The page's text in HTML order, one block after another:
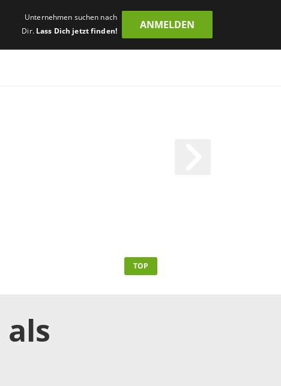
Unternehmen suchen nach
Dir. Lass Dich jetzt finden!
ANMELDEN
TOP
als